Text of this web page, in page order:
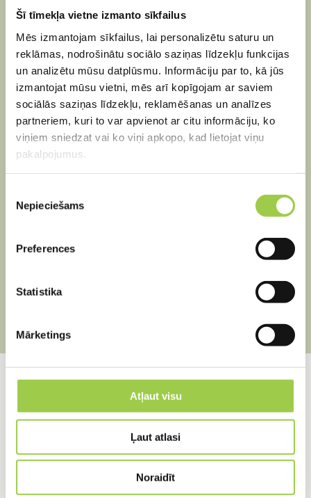
Šī tīmekļa vietne izmanto sīkfailus
Mēs izmantojam sīkfailus, lai personalizētu saturu un
reklāmas, nodrošinātu sociālo saziņas līdzekļu funkcijas
un analizētu mūsu datplūsmu. Informāciju par to, kā jūs
izmantojat mūsu vietni, mēs arī kopīgojam ar saviem
sociālās saziņas līdzekļu, reklamēšanas un analīzes
partneriem, kuri to var apvienot ar citu informāciju, ko
viņiem sniedzat vai ko viņi apkopo, kad lietojat viņu
pakalpojumus.
izvēle
Nepieciešams
Preferences
Statistika
Mārketings
Atļaut visu
Ļaut atlasi
Noraidīt
Tālrunis:+371 202 69 740
Sadarbības piedāvājumi, darba
sludinājumi
E-pasts: elina.alksne@ecotehnologijas.lv
Tālrunis:+371 202 69 740
Darba laiks
Sestdiena, svētdiena: brīvs